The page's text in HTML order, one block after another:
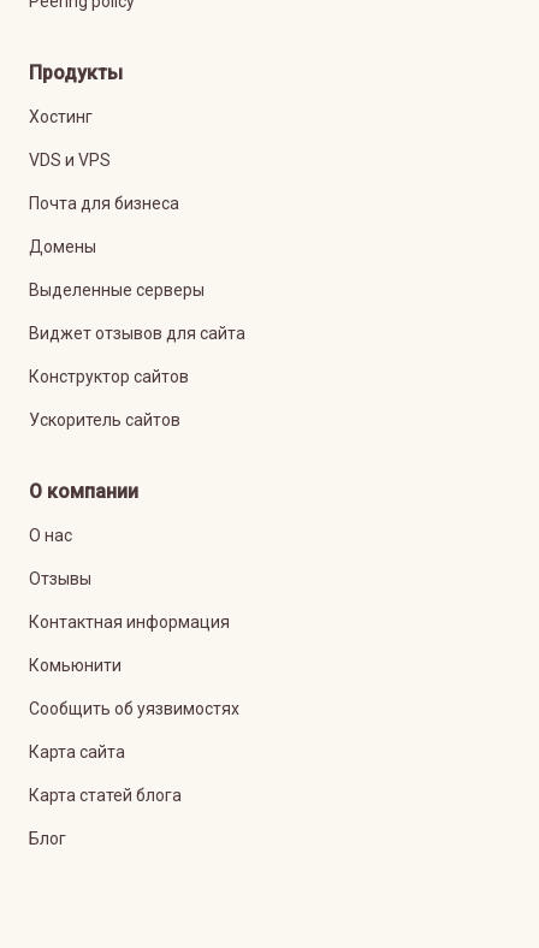
Продукты
Хостинг
VDS и VPS
Почта для бизнеса
Домены
Выделенные серверы
Виджет отзывов для сайта
Конструктор сайтов
Ускоритель сайтов
О компании
О нас
Отзывы
Контактная информация
Комьюнити
Сообщить об уязвимостях
Карта сайта
Карта статей блога
Блог